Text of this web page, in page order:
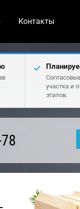
Контакты
участка и
этапов.